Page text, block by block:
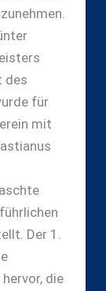
des
für
mit
Der 1.
die